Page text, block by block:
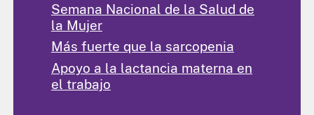
Semana Nacional de la Salud de
la Mujer
Más fuerte que la sarcopenia
Apoyo a la lactancia materna en
el trabajo